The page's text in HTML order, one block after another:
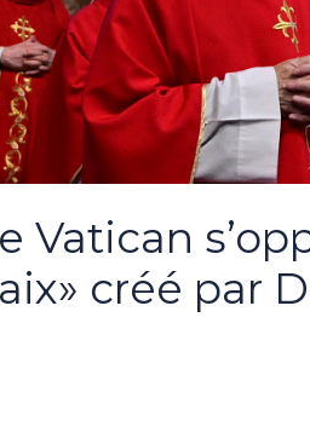
Vatican
créé par